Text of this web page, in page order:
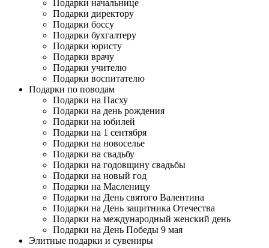
Подарки начальнице
Подарки директору
Подарки боссу
Подарки бухгалтеру
Подарки юристу
Подарки врачу
Подарки учителю
Подарки воспитателю
Подарки по поводам
Подарки на Пасху
Подарки на день рождения
Подарки на юбилей
Подарки на 1 сентября
Подарки на новоселье
Подарки на свадьбу
Подарки на годовщину свадьбы
Подарки на новый год
Подарки на Масленицу
Подарки на День святого Валентина
Подарки на День защитника Отечества
Подарки на международный женский день
Подарки на День Победы 9 мая
Элитные подарки и сувениры